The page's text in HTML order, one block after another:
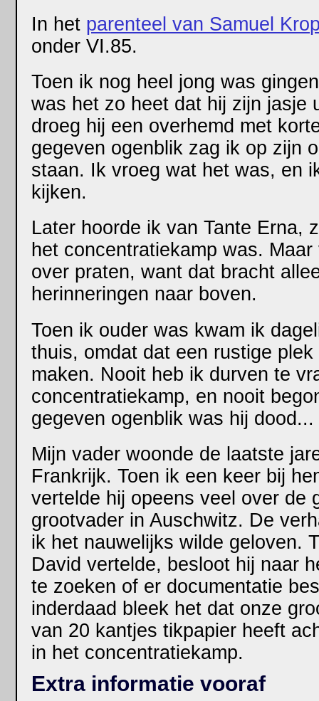
In het parenteel van Samuel
onder VI.85.
Toen ik nog heel jong was
was het zo heet dat hij zijn jasje
droeg hij een overhemd met
gegeven ogenblik zag ik op zijn
staan. Ik vroeg wat het was, en
kijken.
Later hoorde ik van Tante Erna,
het concentratiekamp was.
over praten, want dat bracht
herinneringen naar boven.
Toen ik ouder was kwam ik
thuis, omdat dat een rustige
maken. Nooit heb ik durven te
concentratiekamp, en nooit
gegeven ogenblik was hij dood...
Mijn vader woonde de laatste
Frankrijk. Toen ik een keer bij
vertelde hij opeens veel over de
grootvader in Auschwitz. De
ik het nauwelijks wilde geloven.
David vertelde, besloot hij naar
te zoeken of er documentatie
inderdaad bleek het dat onze
van 20 kantjes tikpapier heeft
in het concentratiekamp.
Extra informatie vooraf